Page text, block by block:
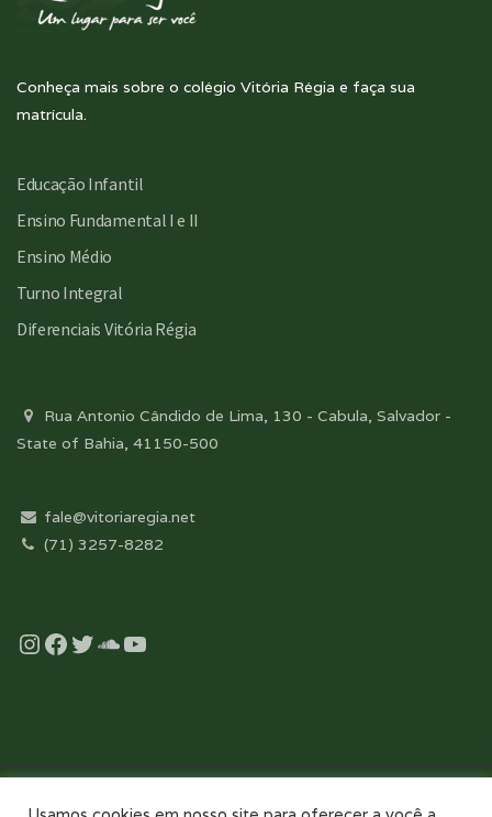
Conheça mais sobre o colégio Vitória Régia e faça sua
matrícula.
Educação Infantil
Ensino Fundamental I e II
Ensino Médio
Turno Integral
Diferenciais Vitória Régia
Rua Antonio Cândido de Lima, 130 - Cabula, Salvador -
State of Bahia, 41150-500
fale@vitoriaregia.net
(71) 3257-8282
Instagram
Facebook
Twitter
Soundcloud
YouTube
Desenvolvido com essência pela: